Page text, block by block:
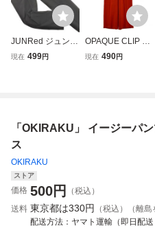
JUNRed ジュンレ
ッド イージー パ
現在 499円
OPAQUE CLIP オ
ペークドットクリ
現在 490円
「OKIRAKU」 イージーパ
ス
OKIRAKU
ストア
価格 500円
（税込）
送料 東京都は330円
（税込）（離島
配送方法
ヤマト運輸（即日配送